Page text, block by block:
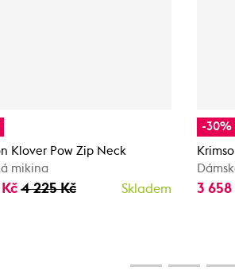
Klover Pow Zip Neck
mikina
4 225 Kč Skladem
-30%
3 658